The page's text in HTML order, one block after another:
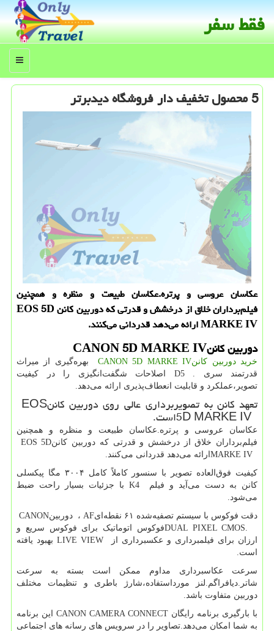
فقط سفر
منو
5 محصول تخفیف دار فروشگاه دیدبرتر
عكاسان عروسی و پرتره.عكاسان طبیعت و منظره و همچنین
فیلم‌برداران خلاق از درخشش و قدرتی كه دوربین كانن EOS 5D
MARKE IV ارائه می‌دهد قدردانی می‌كنند.
دوربین کاننCANON 5D MARKE IV
خرید دوربین کاننCANON 5D MARKE IV
بهره‌گیری از میراث
قدرتمند سری D5 . اصلاحات شگفت‌انگیزی را در کیفیت
تصویر،عملکرد و قابلیت انعطاف‌پذیری ارائه می‌دهد.
تعهد کانن به تصویربرداری عالی روی دوربین کاننEOS
5D MARKE IVاست.
عکاسان عروسی و پرتره.عکاسان طبیعت و منظره و همچنین
فیلم‌برداران خلاق از درخشش و قدرتی که دوربین کاننEOS 5D
MARKE IVارائه می‌دهد قدردانی می‌کنند.
کیفیت فوق‌العاده تصویر با سنسور کاملاً کامل ۳۰۰۴ مگا پیکسلی
کانن به دست می‌آید و فیلم
K4 با جزئیات بسیار راحت ضبط
می‌شود.
دقت فوکوس با سیستم تصفیه‌شده ۶۱ نقطه‌ای
AF ، دوربینCANON
DUAL PIXEL CMOS.فوکوس اتوماتیک برای فوکوس سریع و
ارزان برای فیلمبرداری و عکسبرداری از
LIVE VIEW بهبود یافته
است.
سرعت عکاسبرداری مداوم ممکن است بسته به سرعت
شاتر.دیافراگم.لنز مورداستفاده،شارژ باطری و تنظیمات مختلف
دوربین متفاوت باشد.
با بارگیری برنامه رایگان CANON CAMERA CONNECT این برنامه
به شما امکان می‌دهد.تصاویر را در سرویس های رسانه های اجتماعی